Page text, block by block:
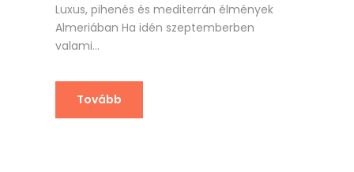
Luxus, pihenés és mediterrán élmények
Almeriában Ha idén szeptemberben
valami...
Tovább